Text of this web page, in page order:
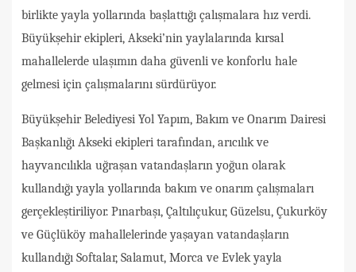
birlikte yayla yollarında başlattığı çalışmalara hız verdi.
Büyükşehir ekipleri, Akseki’nin yaylalarında kırsal
mahallelerde ulaşımın daha güvenli ve konforlu hale
gelmesi için çalışmalarını sürdürüyor.
Büyükşehir Belediyesi Yol Yapım, Bakım ve Onarım Dairesi
Başkanlığı Akseki ekipleri tarafından, arıcılık ve
hayvancılıkla uğraşan vatandaşların yoğun olarak
kullandığı yayla yollarında bakım ve onarım çalışmaları
gerçekleştiriliyor. Pınarbaşı, Çaltılıçukur, Güzelsu, Çukurköy
ve Güçlüköy mahallelerinde yaşayan vatandaşların
kullandığı Softalar, Salamut, Morca ve Evlek yayla